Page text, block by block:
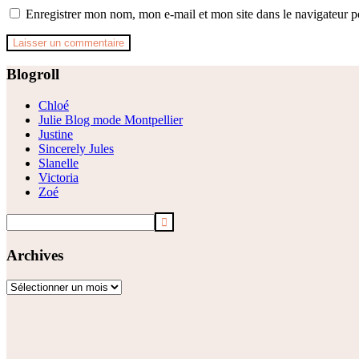
Enregistrer mon nom, mon e-mail et mon site dans le navigateur
Footer
Blogroll
Chloé
Julie Blog mode Montpellier
Justine
Sincerely Jules
Slanelle
Victoria
Zoé
Archives
Archives